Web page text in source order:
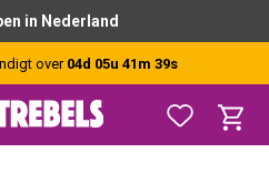
in Nederland
over 04d 05u 41m 39s